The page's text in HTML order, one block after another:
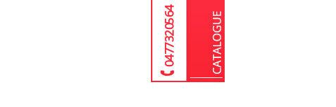
04 77 32 05 64